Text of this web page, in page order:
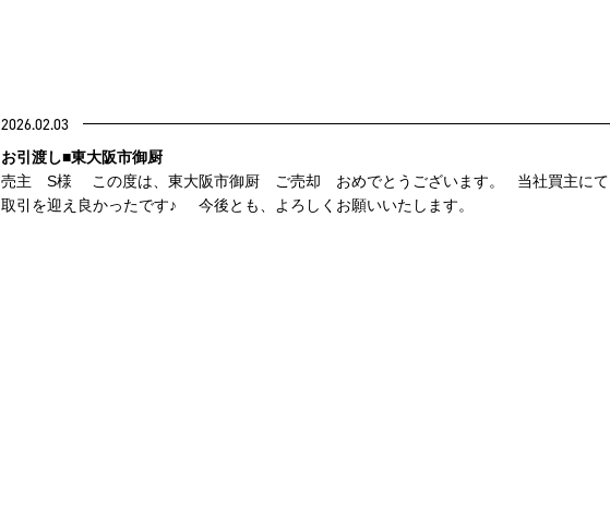
2026.02.03
お引渡し■東大阪市御厨
売主 S様 この度は、東大阪市御厨 ご売却 おめでとうございます。 当社買主にて
取引を迎え良かったです♪ 今後とも、よろしくお願いいたします。